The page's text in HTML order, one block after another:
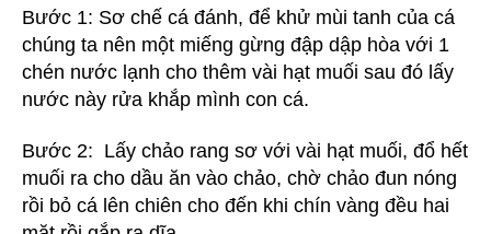
Bước 1: Sơ chế cá đánh, để khử mùi tanh của cá
chúng ta nên một miếng gừng đập dập hòa với 1
chén nước lạnh cho thêm vài hạt muối sau đó lấy
nước này rửa khắp mình con cá.
Bước 2: Lấy chảo rang sơ với vài hạt muối, đổ hết
muối ra cho dầu ăn vào chảo, chờ chảo đun nóng
rồi bỏ cá lên chiên cho đến khi chín vàng đều hai